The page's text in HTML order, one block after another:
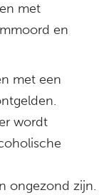
met
en
met een
wordt
ongezond zijn.